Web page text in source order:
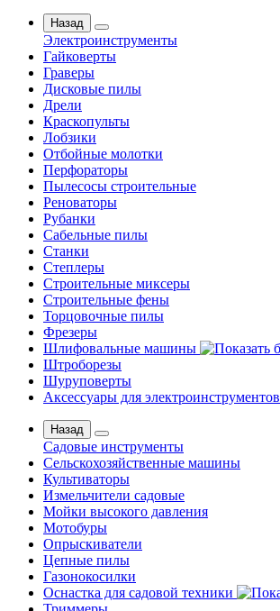
Назад
Электроинструменты
Гайковерты
Граверы
Дисковые пилы
Дрели
Краскопульты
Лобзики
Отбойные молотки
Перфораторы
Пылесосы строительные
Реноваторы
Рубанки
Сабельные пилы
Станки
Степлеры
Строительные миксеры
Строительные фены
Торцовочные пилы
Фрезеры
Шлифовальные машины
Штроборезы
Шуруповерты
Аксессуары для электроинструментов
Назад
Садовые инструменты
Сельскохозяйственные машины
Культиваторы
Измельчители садовые
Мойки высокого давления
Мотобуры
Опрыскиватели
Цепные пилы
Газонокосилки
Оснастка для садовой техники